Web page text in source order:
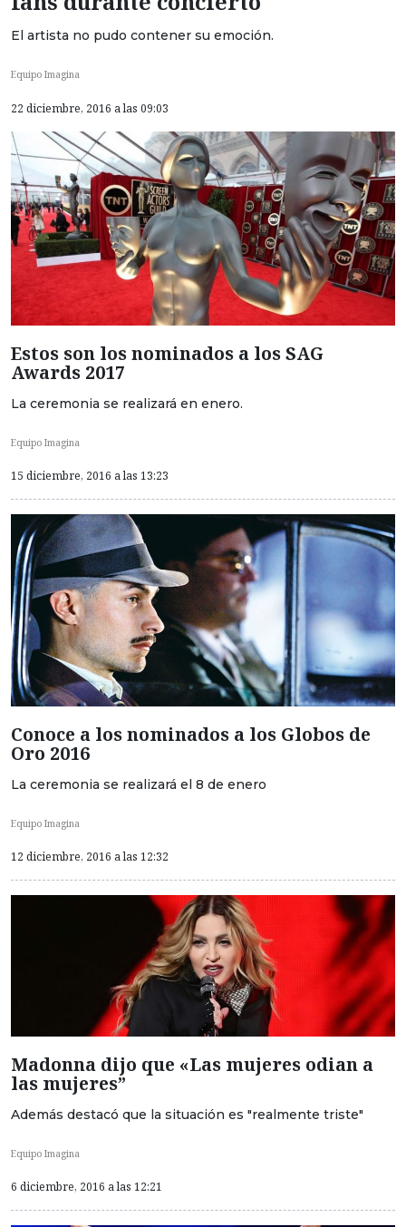
El artista no pudo contener su emoción.
Equipo Imagina
22 diciembre, 2016 a las 09:03
Estos son los nominados a los SAG
Awards 2017
La ceremonia se realizará en enero.
Equipo Imagina
15 diciembre, 2016 a las 13:23
Conoce a los nominados a los Globos de
Oro 2016
La ceremonia se realizará el 8 de enero
Equipo Imagina
12 diciembre, 2016 a las 12:32
Madonna dijo que «Las mujeres odian a
las mujeres”
Además destacó que la situación es "realmente triste"
Equipo Imagina
6 diciembre, 2016 a las 12:21